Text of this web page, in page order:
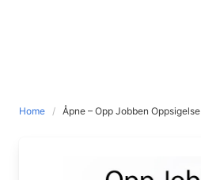
Home Åpne – Opp Jobben Oppsigelse